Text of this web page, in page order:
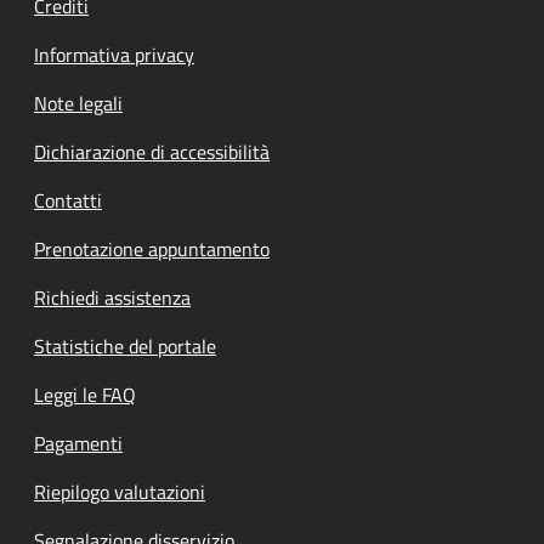
Informativa privacy
Note legali
Dichiarazione di accessibilità
Contatti
Prenotazione appuntamento
Richiedi assistenza
Statistiche del portale
Leggi le FAQ
Pagamenti
Riepilogo valutazioni